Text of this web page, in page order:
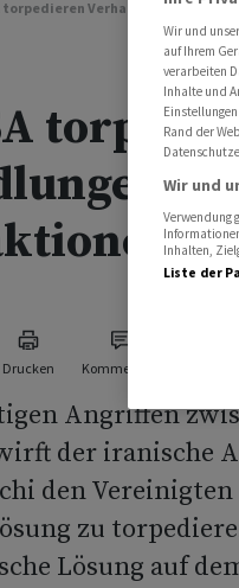
torpedieren Verhandlungen
Drucken Kommentare
Angriffen
der iranische
den Vereinigten
zu
Lösung auf
Wir und
auf Ihrem
verarbeiten
Inhalte und
Rand der
Wir und
Verwendung
Inhalten,
Liste der